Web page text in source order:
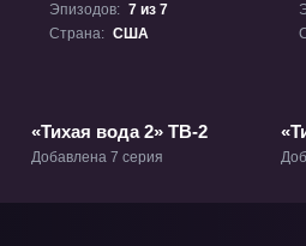
Эпизодов: 7 из 7
Страна: США
«Тихая вода 2» ТВ-2
Добавлена 7 серия